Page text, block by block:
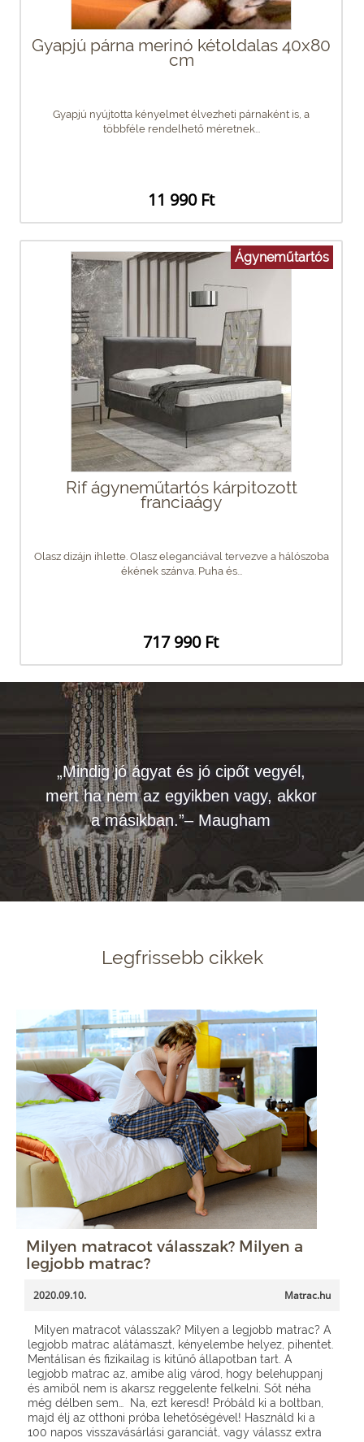
Gyapjú párna merinó kétoldalas 40x80
cm
Gyapjú nyújtotta kényelmet élvezheti párnaként is, a
többféle rendelhető méretnek...
11 990 Ft
Ágyneműtartós
Rif ágyneműtartós kárpitozott
franciaágy
Olasz dizájn ihlette. Olasz eleganciával tervezve a hálószoba
ékének szánva. Puha és...
717 990 Ft
„Mindig jó ágyat és jó cipőt vegyél,
mert ha nem az egyikben vagy, akkor
a másikban.”– Maugham
Legfrissebb cikkek
Milyen matracot válasszak? Milyen a
legjobb matrac?
2020.09.10. Matrac.hu
Milyen matracot válasszak? Milyen a legjobb matrac? A
legjobb matrac alátámaszt, kényelembe helyez, pihentet.
Mentálisan és fizikailag is kitűnő állapotban tart. A
legjobb matrac az, amibe alig várod, hogy belehuppanj
és amiből nem is akarsz reggelente felkelni. Sőt néha
még délben sem… Na, ezt keresd! Próbáld ki a boltban,
majd élj az otthoni próba lehetőségével! Használd ki a
100 napos visszavásárlási garanciát, vagy válassz extra